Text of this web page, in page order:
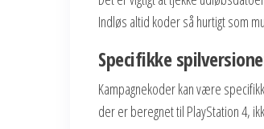
Indløs altid koder så hurtigt som
Specifikke
Kampagnekoder kan være
der er beregnet til PlayStation 4,